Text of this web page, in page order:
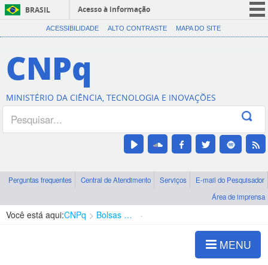
BRASIL
Acesso à informação
CORONAVÍRUS (COVID-19)
Canais
ACESSIBILIDADE ALTO CONTRASTE MAPA DO SITE
CNPq
MINISTÉRIO DA CIÊNCIA, TECNOLOGIA E INOVAÇÕES
Perguntas frequentes Central de Atendimento Serviços
E-mail do Pesquisador
Área de imprensa
Você está aqui:CNPq Bolsas e Auxílios Vigentes
MENU